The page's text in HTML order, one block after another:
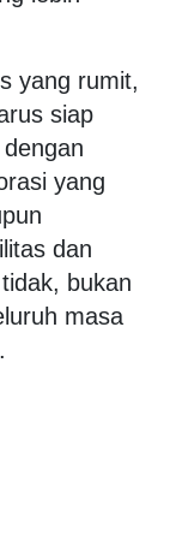
yang rumit,
siap
yang
dan
bukan
masa